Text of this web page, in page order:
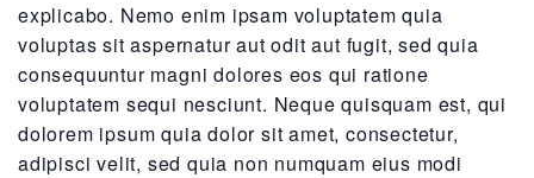
explicabo. Nemo enim ipsam voluptatem quia
voluptas sit aspernatur aut odit aut fugit, sed quia
consequuntur magni dolores eos qui ratione
voluptatem sequi nesciunt. Neque quisquam est, qui
dolorem ipsum quia dolor sit amet, consectetur,
adipisci velit, sed quia non numquam eius modi